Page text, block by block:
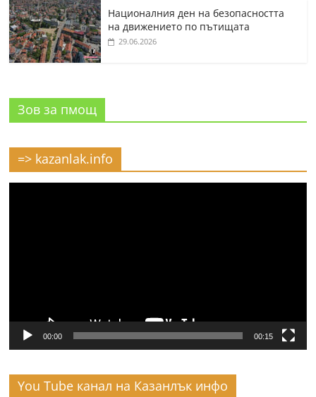
Националния ден на безопасността
на движението по пътищата
29.06.2026
Зов за пмощ
=> kazanlak.info
00:00 00:15
You Tube канал на Казанлък инфо